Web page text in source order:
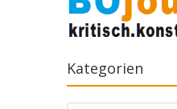
Kategorien